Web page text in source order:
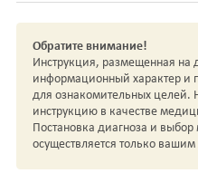
Обратите внимание!
Инструкция, размещенная на
информационный характер и
для ознакомительных целей.
инструкцию в качестве
Постановка диагноза и
осуществляется только